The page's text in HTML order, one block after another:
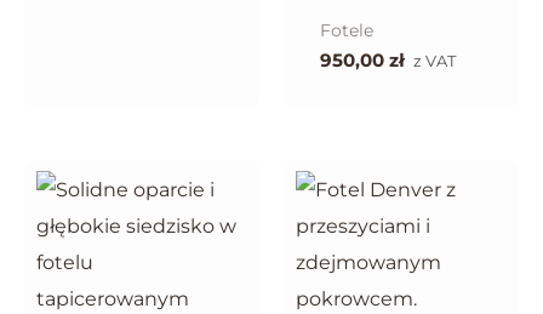
Fotele
950,00 zł z VAT